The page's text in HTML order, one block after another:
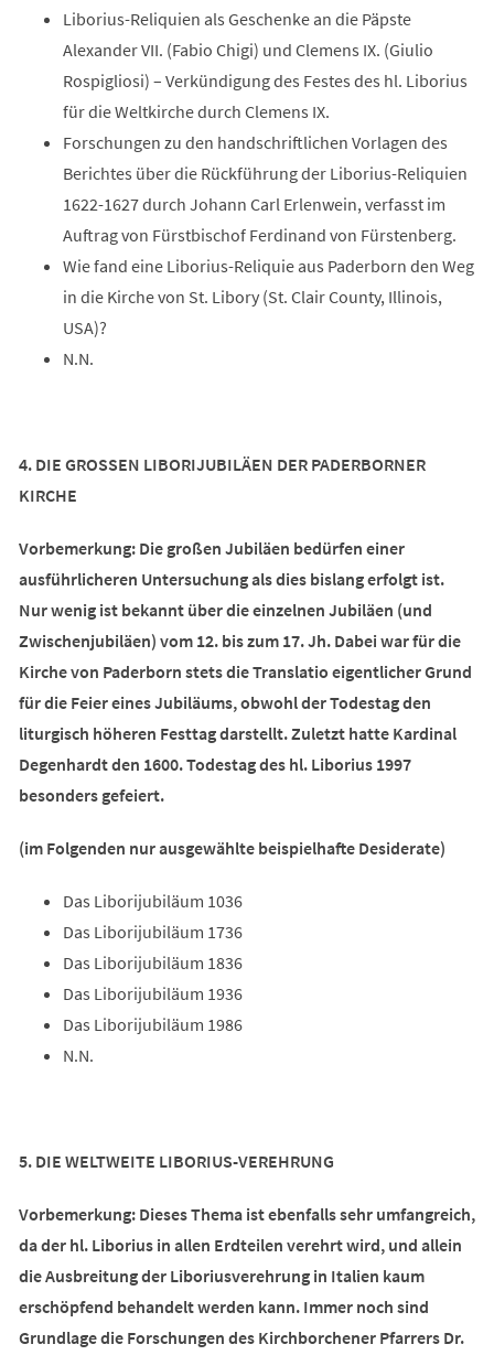
Liborius-Reliquien als Geschenke an die Päpste
Alexander VII. (Fabio Chigi) und Clemens IX. (Giulio
Rospigliosi) – Verkündigung des Festes des hl. Liborius
für die Weltkirche durch Clemens IX.
Forschungen zu den handschriftlichen Vorlagen des
Berichtes über die Rückführung der Liborius-Reliquien
1622-1627 durch Johann Carl Erlenwein, verfasst im
Auftrag von Fürstbischof Ferdinand von Fürstenberg.
Wie fand eine Liborius-Reliquie aus Paderborn den Weg
in die Kirche von St. Libory (St. Clair County, Illinois,
USA)?
N.N.
4. DIE GROSSEN LIBORIJUBILÄEN DER PADERBORNER
KIRCHE
Vorbemerkung: Die großen Jubiläen bedürfen einer
ausführlicheren Untersuchung als dies bislang erfolgt ist.
Nur wenig ist bekannt über die einzelnen Jubiläen (und
Zwischenjubiläen) vom 12. bis zum 17. Jh. Dabei war für die
Kirche von Paderborn stets die Translatio eigentlicher Grund
für die Feier eines Jubiläums, obwohl der Todestag den
liturgisch höheren Festtag darstellt. Zuletzt hatte Kardinal
Degenhardt den 1600. Todestag des hl. Liborius 1997
besonders gefeiert.
(im Folgenden nur ausgewählte beispielhafte Desiderate)
Das Liborijubiläum 1036
Das Liborijubiläum 1736
Das Liborijubiläum 1836
Das Liborijubiläum 1936
Das Liborijubiläum 1986
N.N.
5. DIE WELTWEITE LIBORIUS-VEREHRUNG
Vorbemerkung: Dieses Thema ist ebenfalls sehr umfangreich,
da der hl. Liborius in allen Erdteilen verehrt wird, und allein
die Ausbreitung der Liboriusverehrung in Italien kaum
erschöpfend behandelt werden kann. Immer noch sind
Grundlage die Forschungen des Kirchborchener Pfarrers Dr.